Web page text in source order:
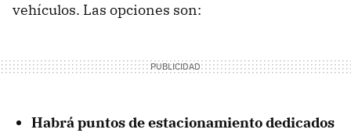
vehículos. Las opciones son:
Habrá puntos de estacionamiento dedicados